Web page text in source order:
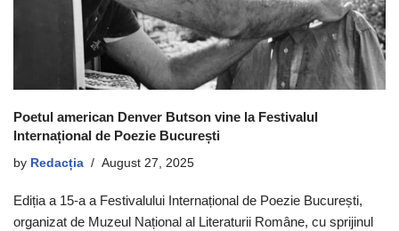
Poetul american Denver Butson vine la Festivalul
Internațional de Poezie București
by Redacția August 27, 2025
Ediția a 15-a a Festivalului Internațional de Poezie București,
organizat de Muzeul Național al Literaturii Române, cu sprijinul